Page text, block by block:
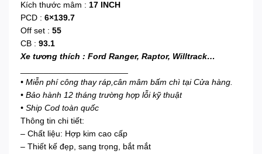
Kích thước mâm : 17 INCH
PCD : 6×139.7
Off set : 55
CB : 93.1
Xe tương thích : Ford Ranger, Raptor, Willtrack…
• Miễn phí công thay ráp,cân mâm bấm chì tại Cửa hàng.
• Bảo hành 12 tháng trường hợp lỗi kỹ thuật
• Ship Cod toàn quốc
Thông tin chi tiết:
– Chất liệu: Hợp kim cao cấp
– Thiết kế đẹp, sang trọng, bắt mắt